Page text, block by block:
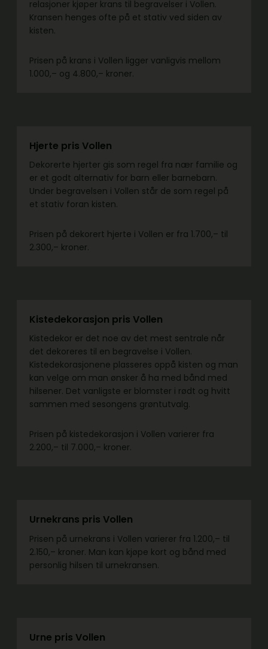
relasjoner kjøper krans til begravelser i Vollen.
Kransen henges ofte på et stativ ved siden av
kisten.
Prisen på krans i Vollen ligger vanligvis mellom
1.000,– og 4.800,– kroner.
Hjerte pris Vollen
Dekorerte hjerter gis som regel fra nær familie og
er et godt alternativ for barn eller barnebarn.
Under begravelsen i Vollen står de som regel på
et stativ foran kisten.
Prisen på dekorert hjerte i Vollen er fra 1.700,– til
2.300,– kroner.
Kistedekorasjon pris Vollen
Kistedekor er det noe av det mest sentrale når
det dekoreres til en begravelse i Vollen.
Kistedekorasjonene plasseres oppå kisten og man
kan velge om man ønsker å ha med bånd med
hilsener. Det vanligste er blomster i rødt og hvitt
sammen med sesongens grøntutvalg.
Prisen på kistedekorasjon i Vollen varierer fra
2.200,– til 7.000,– kroner.
Urnekrans pris Vollen
Prisen på urnekrans i Vollen varierer fra 1.200,– til
2.150,– kroner. Man kan kjøpe kort og bånd med
personlig hilsen til urnekransen.
Urne pris Vollen